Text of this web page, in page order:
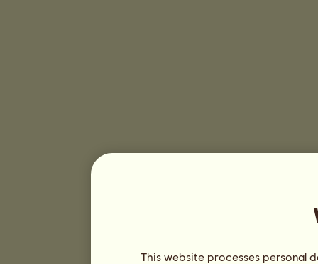
This website processes personal